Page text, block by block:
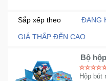
ĐangSắp xếp theo ĐANG
GIÁ THẤP ĐẾN CAO
Bộ
cộng
Hộp bút